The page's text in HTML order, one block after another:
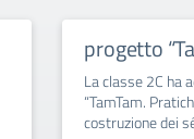
progetto
La classe 2C ha
“TamTam.
costruzione dei